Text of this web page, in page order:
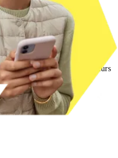
vom Kurs. Die
motiviert und sehr
Es ist tatsächlich so, dass
und helfen und es keine
wie dann sicherlich auch
ist. Das zeichnet den Kurs